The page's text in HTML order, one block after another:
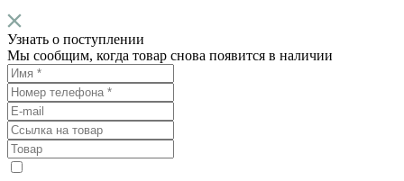
Узнать о поступлении
Мы сообщим, когда товар снова появится в наличии